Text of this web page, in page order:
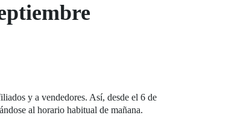
y a vendedores. Así, desde el 6 de
al horario habitual de mañana.